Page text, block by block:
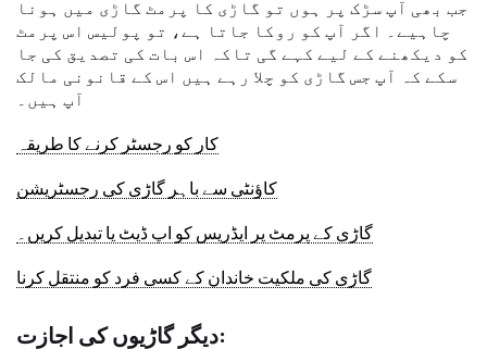
جب بھی آپ سڑک پر ہوں تو گاڑی کا پرمٹ گاڑی میں ہونا
چاہیے۔ اگر آپ کو روکا جاتا ہے، تو پولیس اس پرمٹ
کو دیکھنے کے لیے کہے گی تاکہ اس بات کی تصدیق کی جا
سکے کہ آپ جس گاڑی کو چلا رہے ہیں اس کے قانونی مالک
آپ ہیں۔
کار کو رجسٹر کرنے کا طریقہ
کاؤنٹی سے باہر گاڑی کی رجسٹریشن
گاڑی کے پرمٹ پر ایڈریس کو اپ ڈیٹ یا تبدیل کریں۔
گاڑی کی ملکیت خاندان کے کسی فرد کو منتقل کرنا
دیگر گاڑیوں کی اجازت: